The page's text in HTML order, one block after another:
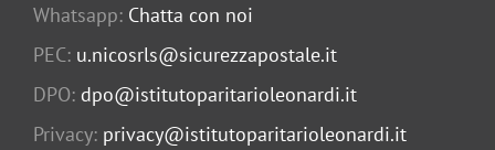
Whatsapp: Chatta con noi
PEC: u.nicosrls@sicurezzapostale.it
DPO: dpo@istitutoparitarioleonardi.it
Privacy: privacy@istitutoparitarioleonardi.it